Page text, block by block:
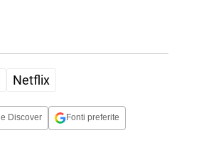
Netflix
Discover Fonti preferite